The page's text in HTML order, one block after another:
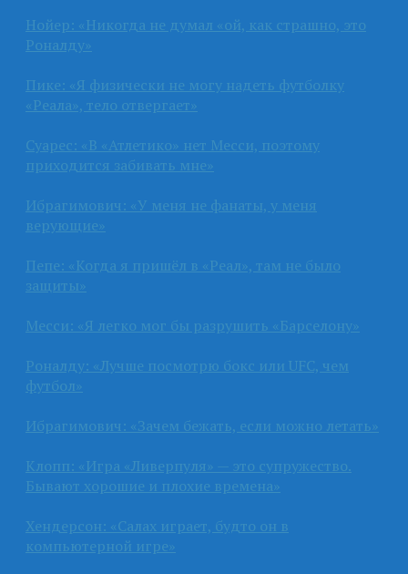
Нойер: «Никогда не думал «ой, как страшно, это
Роналду»
Пике: «Я физически не могу надеть футболку
«Реала», тело отвергает»
Суарес: «В «Атлетико» нет Месси, поэтому
приходится забивать мне»
Ибрагимович: «У меня не фанаты, у меня
верующие»
Пепе: «Когда я пришёл в «Реал», там не было
защиты»
Месси: «Я легко мог бы разрушить «Барселону»
Роналду: «Лучше посмотрю бокс или UFC, чем
футбол»
Ибрагимович: «Зачем бежать, если можно летать»
Клопп: «Игра «Ливерпуля» — это супружество.
Бывают хорошие и плохие времена»
Хендерсон: «Салах играет, будто он в
компьютерной игре»